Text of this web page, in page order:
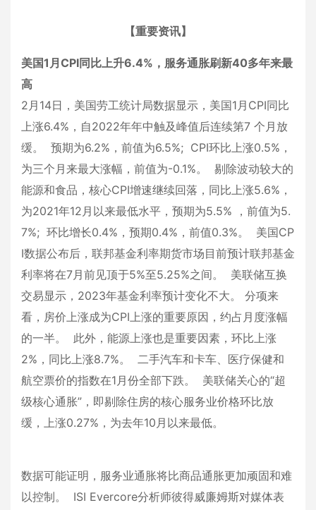
【重要资讯】
美国1月CPI同比上升6.4%，服务通胀刷新40多年来最
高
2月14日，美国劳工统计局数据显示，美国1月CPI同比
上涨6.4%，自2022年年中触及峰值后连续第7 个月放
缓。 预期为6.2%，前值为6.5%; CPI环比上涨0.5%，
为三个月来最大涨幅，前值为-0.1%。 剔除波动较大的
能源和食品，核心CPI增速继续回落，同比上涨5.6%，
为2021年12月以来最低水平，预期为5.5% ，前值为5.
7%; 环比增长0.4%，预期0.4%，前值0.3%。 美国CP
I数据公布后，联邦基金利率期货市场目前预计联邦基金
利率将在7月前见顶于5%至5.25%之间。 美联储互换
交易显示，2023年基金利率预计变化不大。 分项来
看，房价上涨成为CPI上涨的重要原因，约占月度涨幅
的一半。 此外，能源上涨也是重要因素，环比上涨
2%，同比上涨8.7%。 二手汽车和卡车、医疗保健和
航空票价的指数在1月份全部下跌。 美联储关心的“超
级核心通胀”，即剔除住房的核心服务业价格环比放
缓，上涨0.27%，为去年10月以来最低。
数据可能证明，服务业通胀将比商品通胀更加顽固和难
以控制。 ISI Evercore分析师彼得威廉姆斯对媒体表